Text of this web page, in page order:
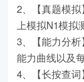
2、【真题模
上模拟N1模拟
3、【能力分
能力曲线以及
4、【长按查